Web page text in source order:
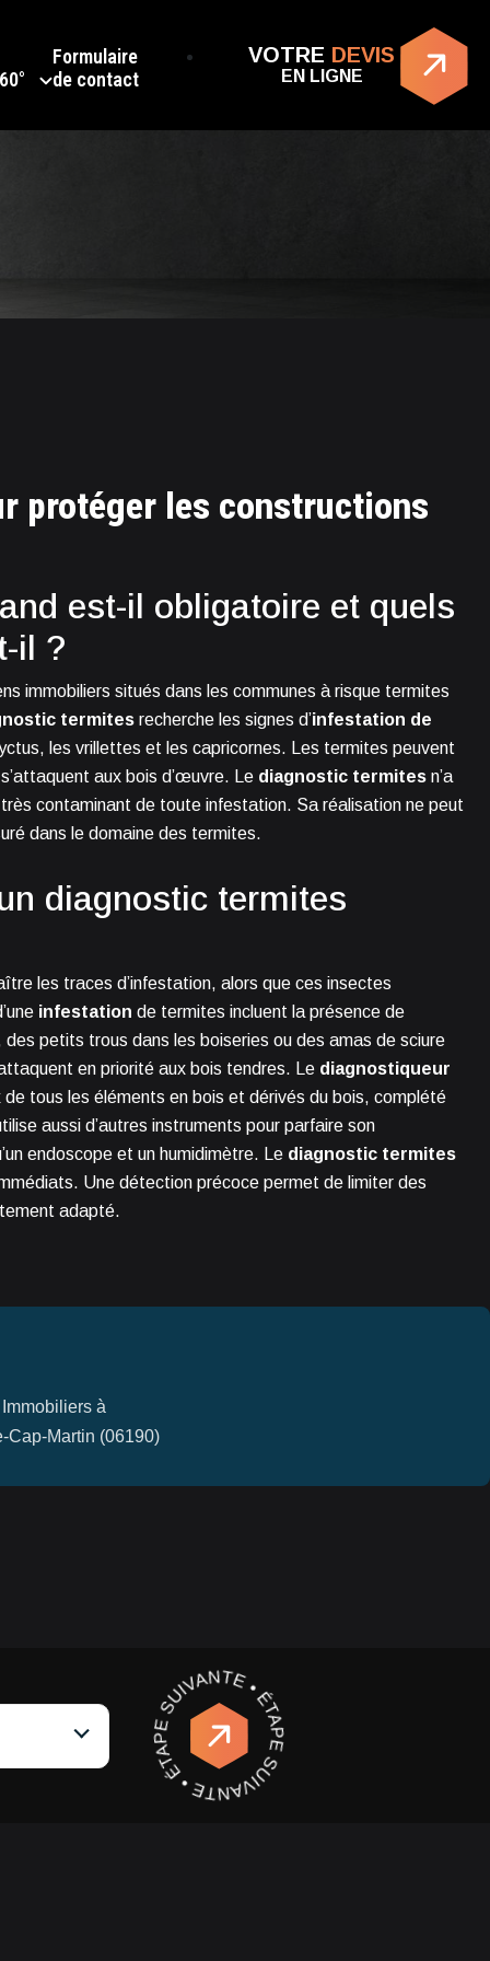
Formulaire
de contact
VOTRE DEVIS
EN LIGNE
protéger les constructions
est-il obligatoire et quels
il ?
immobiliers situés dans les communes à risque termites
termites recherche les signes d’infestation de
les vrillettes et les capricornes. Les termites peuvent
aux bois d’œuvre. Le diagnostic termites n’a
contaminant de toute infestation. Sa réalisation ne peut
dans le domaine des termites.
diagnostic termites
les traces d’infestation, alors que ces insectes
infestation de termites incluent la présence de
petits trous dans les boiseries ou des amas de sciure
en priorité aux bois tendres. Le diagnostiqueur
tous les éléments en bois et dérivés du bois, complété
aussi d’autres instruments pour parfaire son
endoscope et un humidimètre. Le diagnostic termites
Une détection précoce permet de limiter des
adapté.
à
Cap-Martin (06190)